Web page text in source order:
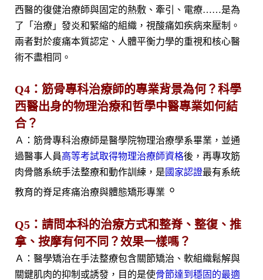
西醫的復健治療師與固定的熱敷、牽引、電療……是為
了「治療」發炎和緊縮的組織，視酸痛如疾病來壓制。
兩者對於痠痛本質認定、人體平衡力學的重視和核心醫
術不盡相同。
Q4：筋骨專科治療師的專業背景為何？科學
西醫出身的物理治療和哲學中醫專業如何結
合？
Ａ：筋骨專科治療師是醫學院物理治療學系畢業，並通
過醫事人員高等考試取得物理治療師資格後，再專攻筋
肉骨骼系統手法整療和動作訓練，是 國家認證最有系統
教育的脊足疼痛治療與體態矯形專業 。
Q5：請問本科的治療方式和整脊、整復、推
拿、按摩有何不同？效果一樣嗎？
Ａ：醫學矯治在手法整療包含關節矯治、軟組織鬆解與
關鍵肌肉的抑制或誘發，目的是使骨節達到穩固的最適